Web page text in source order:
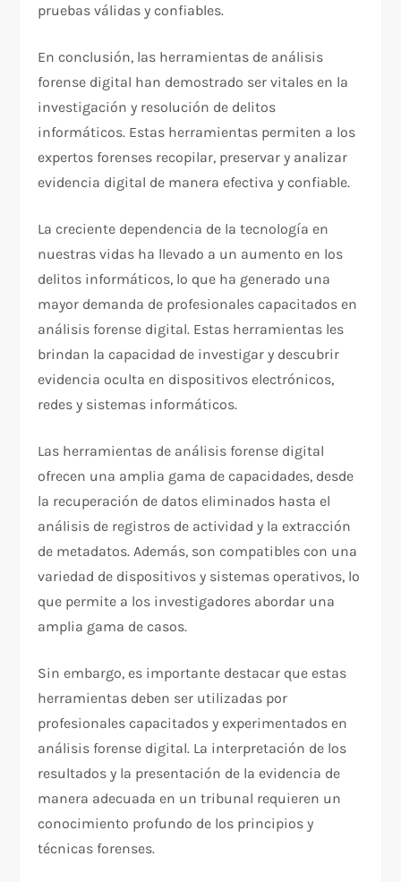
pruebas válidas y confiables.
En conclusión, las herramientas de análisis
forense digital han demostrado ser vitales en la
investigación y resolución de delitos
informáticos. Estas herramientas permiten a los
expertos forenses recopilar, preservar y analizar
evidencia digital de manera efectiva y confiable.
La creciente dependencia de la tecnología en
nuestras vidas ha llevado a un aumento en los
delitos informáticos, lo que ha generado una
mayor demanda de profesionales capacitados en
análisis forense digital. Estas herramientas les
brindan la capacidad de investigar y descubrir
evidencia oculta en dispositivos electrónicos,
redes y sistemas informáticos.
Las herramientas de análisis forense digital
ofrecen una amplia gama de capacidades, desde
la recuperación de datos eliminados hasta el
análisis de registros de actividad y la extracción
de metadatos. Además, son compatibles con una
variedad de dispositivos y sistemas operativos, lo
que permite a los investigadores abordar una
amplia gama de casos.
Sin embargo, es importante destacar que estas
herramientas deben ser utilizadas por
profesionales capacitados y experimentados en
análisis forense digital. La interpretación de los
resultados y la presentación de la evidencia de
manera adecuada en un tribunal requieren un
conocimiento profundo de los principios y
técnicas forenses.